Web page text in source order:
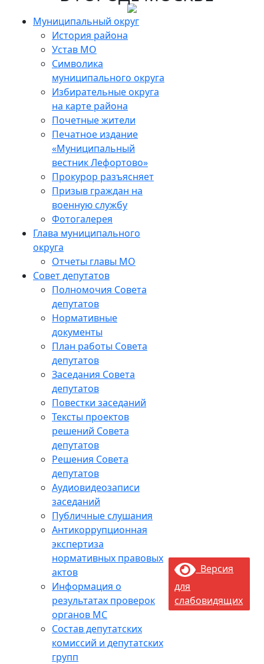
Муниципальный округ
История района
Устав МО
Символика
муниципального округа
Избирательные округа
на карте района
Почетные жители
Печатное издание
«Муниципальный
вестник Лефортово»
Прокурор разъясняет
Призыв граждан на
военную службу
Фотогалерея
Глава муниципального
округа
Отчеты главы МО
Совет депутатов
Полномочия Совета
депутатов
Нормативные
документы
План работы Совета
депутатов
Заседания Cовета
депутатов
Повестки заседаний
Тексты проектов
решений Совета
депутатов
Решения Совета
депутатов
Аудиовидеозаписи
заседаний
Публичные слушания
Антикоррупционная
экспертиза
нормативных правовых
актов
Информация о
результатах проверок
органов МС
Состав депутатских
комиссий и депутатских
групп
Версия
для
слабовидящих